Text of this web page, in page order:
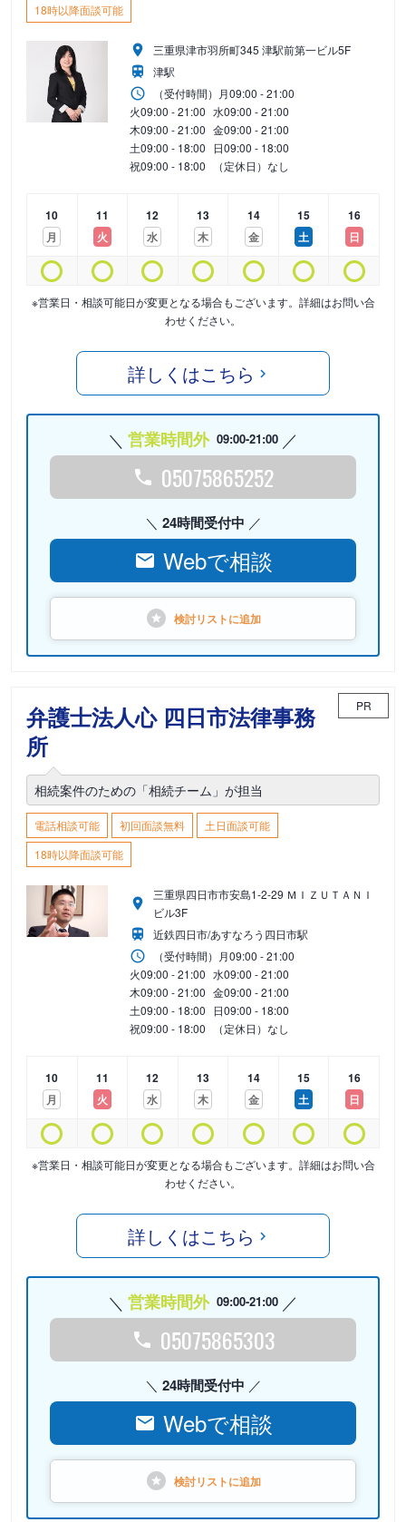
18時以降面談可能
三重県津市羽所町345 津駅前第一ビル5F
津駅
（受付時間） 月09:00 - 21:00
火09:00 - 21:00 水09:00 - 21:00
木09:00 - 21:00 金09:00 - 21:00
土09:00 - 18:00 日09:00 - 18:00
祝09:00 - 18:00 （定休日）なし
10
月
11
火
12
水
13
木
14
金
15
土
16
日
※営業日・相談可能日が変更となる場合もございます。詳細はお問い合
わせください。
詳しくはこちら
営業時間外 09:00-21:00
05075865252
24時間受付中
Webで相談
検討リストに追加
弁護士法人心 四日市法律事務
所
PR
相続案件のための「相続チーム」が担当
電話相談可能 初回面談無料
土日面談可能
18時以降面談可能
三重県四日市市安島1-2-29 ＭＩＺＵＴＡＮＩ
ビル3F
近鉄四日市/あすなろう四日市駅
（受付時間） 月09:00 - 21:00
火09:00 - 21:00 水09:00 - 21:00
木09:00 - 21:00 金09:00 - 21:00
土09:00 - 18:00 日09:00 - 18:00
祝09:00 - 18:00 （定休日）なし
10
月
11
火
12
水
13
木
14
金
15
土
16
日
※営業日・相談可能日が変更となる場合もございます。詳細はお問い合
わせください。
詳しくはこちら
営業時間外 09:00-21:00
05075865303
24時間受付中
Webで相談
検討リストに追加